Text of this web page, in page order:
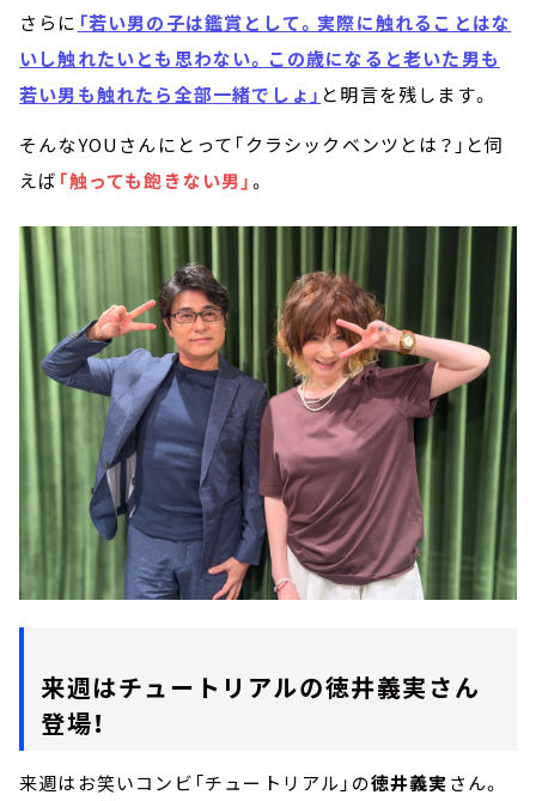
さらに 「若い男の子は鑑賞として。実際に触れることはな
いし触れたいとも思わない。この歳になると老いた男も
若い男も触れたら全部一緒でしょ」 と明言を残します。
そんなYOUさんにとって「クラシックベンツとは？」と伺
えば 「触っても飽きない男」。
来週はチュートリアルの徳井義実さん
登場！
来週はお笑いコンビ「チュートリアル」の徳井義実さん。